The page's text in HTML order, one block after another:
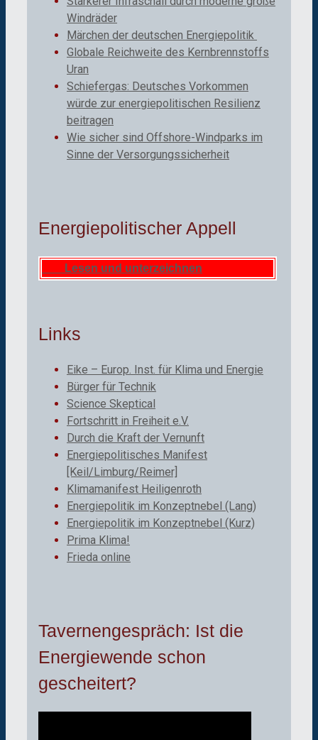
Windräder
Märchen der deutschen Energiepolitik
Globale Reichweite des Kernbrennstoffs
Uran
Schiefergas: Deutsches Vorkommen
würde zur energiepolitischen Resilienz
beitragen
Wie sicher sind Offshore-Windparks im
Sinne der Versorgungssicherheit
Energiepolitischer Appell
Lesen und unterzeichnen
Links
Eike – Europ. Inst. für Klima und Energie
Bürger für Technik
Science Skeptical
Fortschritt in Freiheit e.V.
Durch die Kraft der Vernunft
Energiepolitisches Manifest
[Keil/Limburg/Reimer]
Klimamanifest Heiligenroth
Energiepolitik im Konzeptnebel (Lang)
Energiepolitik im Konzeptnebel (Kurz)
Prima Klima!
Frieda online
Tavernengespräch: Ist die
Energiewende schon
gescheitert?